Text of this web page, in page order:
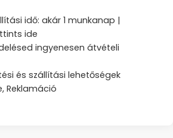
idő: akár 1 munkanap |
ide
ingyenesen átvételi
és szállítási lehetőségek
Reklamáció